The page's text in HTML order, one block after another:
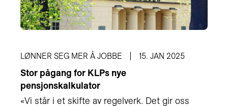
LØNNER SEG MER Å JOBBE 15. JAN 2025
Stor pågang for KLPs nye
pensjonskalkulator
«Vi står i et skifte av regelverk. Det gir oss